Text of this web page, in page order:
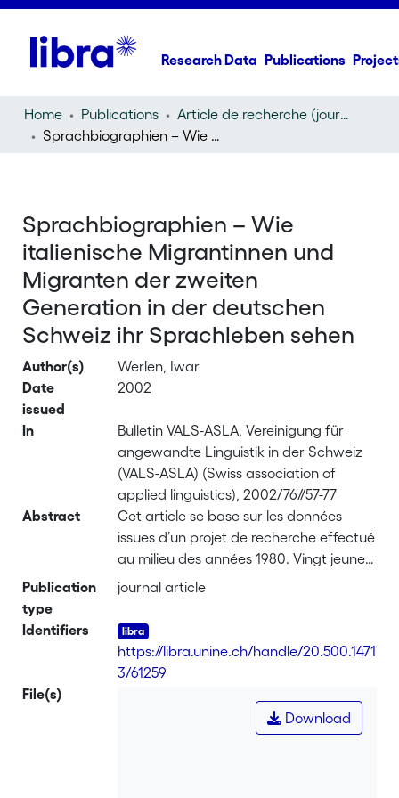
Research Data Publications
Home Publications
Article de recherche (journal article)
Sprachbiographien – Wie italienische Migrantinnen und Migranten der zweiten Generation in der deutschen Schweiz ihr Sprachleben sehen
Sprachbiographien – Wie
italienische Migrantinnen und
Migranten der zweiten
Generation in der deutschen
Schweiz ihr Sprachleben sehen
Author(s)
Werlen, Iwar
Date
issued
2002
In
Bulletin VALS-ASLA, Vereinigung für
angewandte Linguistik in der Schweiz
(VALS-ASLA) (Swiss association of
applied linguistics), 2002/76//57-77
Abstract
Cet article se base sur les données
issues d’un projet de recherche effectué
au milieu des années 1980. Vingt jeunes
Italiens de la deuxième génération de
par des étudiantes et étudiants de
l’Institut de Linguistique de l’Université
de Berne, le but ayant étant de déceler
locuteurs, et d’analyser leur expression.
Le présent article revisite les données
Publication
type
journal article
Identifiers
https://libra.unine.ch/handle/20.500.1471
3/61259
File(s)
Download